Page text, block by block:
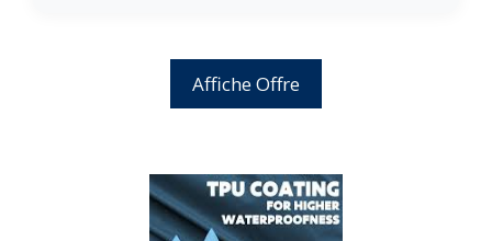
Affiche Offre